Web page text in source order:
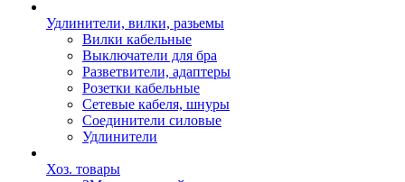
Удлинители, вилки, разьемы
Вилки кабельные
Выключатели для бра
Разветвители, адаптеры
Розетки кабельные
Сетевые кабеля, шнуры
Соединители силовые
Удлинители
Хоз. товары